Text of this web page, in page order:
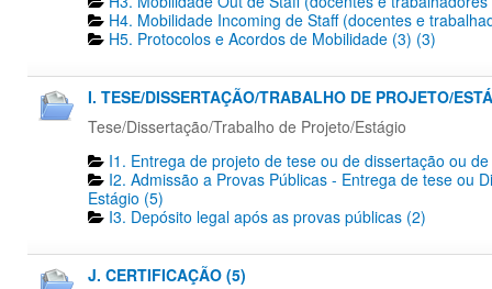
H4. Mobilidade Incoming de Staff (docentes e
H5. Protocolos e Acordos de Mobilidade (3) (3)
I. TESE/DISSERTAÇÃO/TRABALHO DE PROJETO/
Tese/Dissertação/Trabalho de Projeto/Estágio
I1. Entrega de projeto de tese ou de dissertação ou
I2. Admissão a Provas Públicas - Entrega de tese ou
Estágio (5)
I3. Depósito legal após as provas públicas (2)
J. CERTIFICAÇÃO (5)